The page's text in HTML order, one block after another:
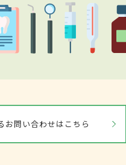
お問い合わせはこちら